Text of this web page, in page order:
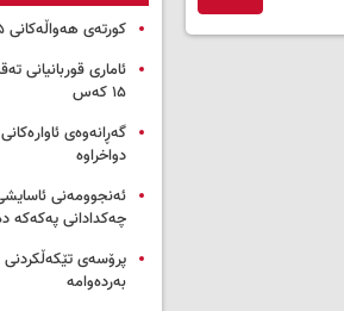
کورتەی هەواڵەکانی ۱۵ی گەلاوێژی ۱۴۰۵ی هەتاوی
ئاماری قوربانیانی
۱۵ کەس
دواخراوە
ئەنجوومەنی
چەکدادانی پەکەکە
پرۆسەی
بەردەوامە